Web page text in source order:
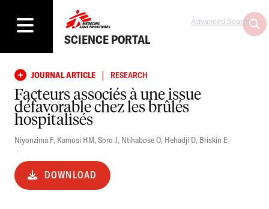
SCIENCE PORTAL
Advanced Search
JOURNAL ARTICLE | RESEARCH
Facteurs associés à une issue
défavorable chez les brûlés
hospitalisés
Niyonzima F, Kamosi HM,Soro J, Ntihabose O, Hehadji D, Briskin E
DOWNLOAD